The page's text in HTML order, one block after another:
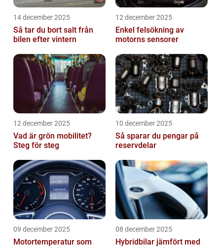
14 december 2025
Så tar du bort salt från
bilen efter vintern
12 december 2025
Enkel felsökning av
motorns sensorer
12 december 2025
Vad är grön mobilitet?
Steg för steg
10 december 2025
Så sparar du pengar på
reservdelar
09 december 2025
Motortemperatur som
08 december 2025
Hybridbilar jämfört med